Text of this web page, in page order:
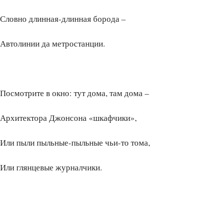
Словно длинная-длинная борода –
Автолинии да метростанции.
Посмотрите в окно: тут дома, там дома –
Архитектора Джонсона «шкафчики»,
Или пыли пыльные-пыльные чьи-то тома,
Или глянцевые журналчики.